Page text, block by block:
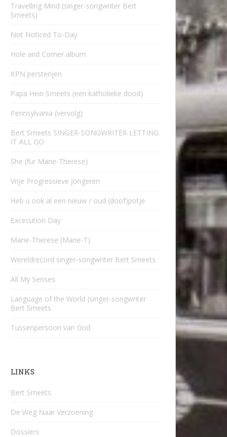
Travelling Mind (singer-songwriter Bert
Smeets)
Not Noticed To-Day
Hole and Corner album
KPN persterijen
Papa Hein Smeets (een katholieke dood)
Pennsylvania (vervolg)
Bert Smeets SINGER-SONGWRITER LETTING
IT ALL GO
She (für Marie-Therese)
Vrije Progressieve Jongeren
Heb u ook al een nieuw / oud (doof)potje
Excecution Day
Marie-Therese (Marie-T)
Wereldrecord singer-songwriter Bert Smeets
All My Senses
Language of the World (singer-songwriter
Bert Smeets
Tussenpersoon van God
LINKS
Bert Smeets
De Weg Naar Verzoening
Dossiers